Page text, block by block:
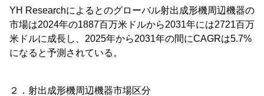
YH Researchによるとのグローバル射出成形機周辺機器の
市場は2024年の1887百万米ドルから2031年には2721百万
米ドルに成長し、2025年から2031年の間にCAGRは5.7%
になると予測されている。
２．射出成形機周辺機器市場区分